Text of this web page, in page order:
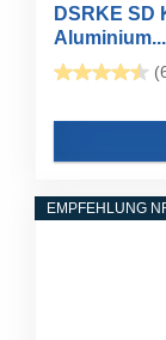
DSRKE SD
Aluminium...
EMPFEHLUNG